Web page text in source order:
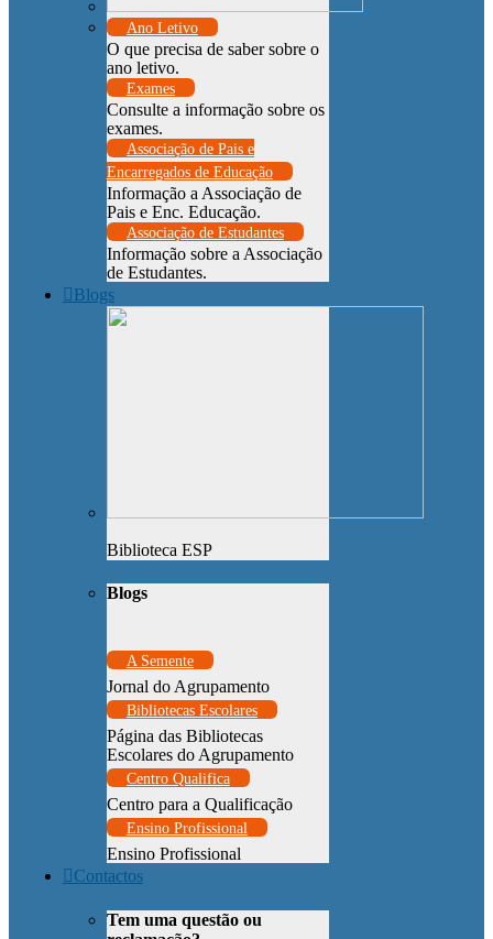
Ano Letivo
O que precisa de saber sobre o
ano letivo.
Exames
Consulte a informação sobre os
exames.
Associação de Pais e
Encarregados de Educação
Informação a Associação de
Pais e Enc. Educação.
Associação de Estudantes
Informação sobre a Associação
de Estudantes.
Blogs
Biblioteca ESP
Blogs
A Semente
Jornal do Agrupamento
Bibliotecas Escolares
Página das Bibliotecas
Escolares do Agrupamento
Centro Qualifica
Centro para a Qualificação
Ensino Profissional
Ensino Profissional
Contactos
Tem uma questão ou